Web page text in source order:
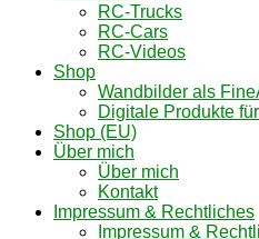
RC-Trucks
RC-Cars
RC-Videos
Shop
Wandbilder als
Digitale Produkte
Shop (EU)
Über mich
Über mich
Kontakt
Impressum & Rechtliches
Impressum &